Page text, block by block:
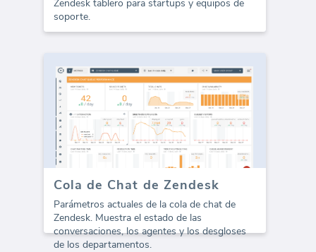
Zendesk tablero para startups y equipos de
soporte.
Cola de Chat de Zendesk
Parámetros actuales de la cola de chat de
Zendesk. Muestra el estado de las
conversaciones, los agentes y los desgloses
de los departamentos.